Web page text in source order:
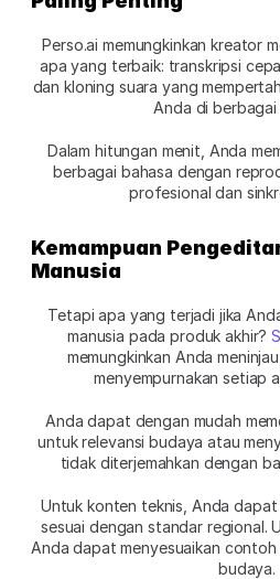
Perso.ai memungkinkan kreator
apa yang terbaik: transkripsi
dan kloning suara yang
Anda di berbagai
Dalam hitungan menit, Anda
berbagai bahasa dengan
profesional dan
Kemampuan
Manusia
Tetapi apa yang terjadi jika
manusia pada produk akhir?
memungkinkan Anda
menyempurnakan setiap
Anda dapat dengan mudah
untuk relevansi budaya atau
tidak diterjemahkan dengan
Untuk konten teknis, Anda
sesuai dengan standar regional.
Anda dapat menyesuaikan
budaya.